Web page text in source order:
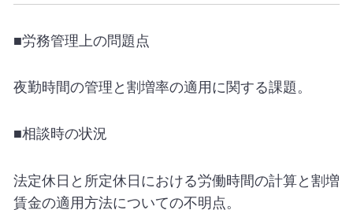
■労務管理上の問題点
夜勤時間の管理と割増率の適用に関する課題。
■相談時の状況
法定休日と所定休日における労働時間の計算と割増
賃金の適用方法についての不明点。